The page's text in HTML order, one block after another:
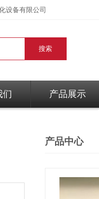
设备有限公司
们 产品展示
产品中心